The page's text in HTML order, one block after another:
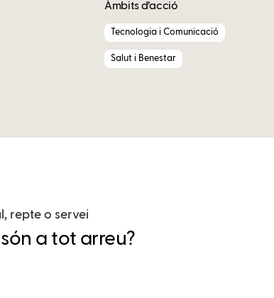
Àmbits d’acció
Tecnologia i Comunicació
Salut i Benestar
repte o servei
a tot arreu?